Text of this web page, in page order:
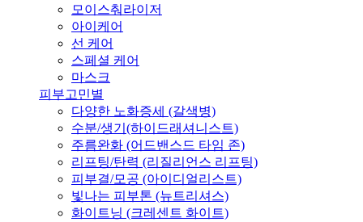
모이스춰라이저
아이케어
선 케어
스페셜 케어
마스크
피부고민별
다양한 노화증세 (갈색병)
수분/생기(하이드래셔니스트)
주름완화 (어드밴스드 타임 존)
리프팅/탄력 (리질리언스 리프팅)
피부결/모공 (아이디얼리스트)
빛나는 피부톤 (뉴트리셔스)
화이트닝 (크레센트 화이트)